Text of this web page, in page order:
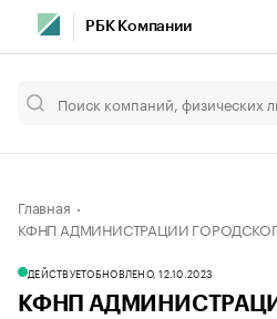
РБК Компании
Главная
КФНП АДМИНИСТРАЦИИ
ДЕЙСТВУЕТОБНОВЛЕНО, 12.10.2023
КФНП